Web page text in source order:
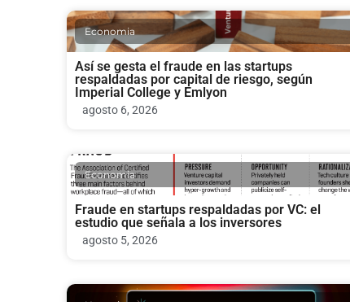
Economia
Así se gesta el fraude en las startups
respaldadas por capital de riesgo, según
Imperial College y Emlyon
agosto 6, 2026
Economia
Fraude en startups respaldadas por VC: el
estudio que señala a los inversores
agosto 5, 2026